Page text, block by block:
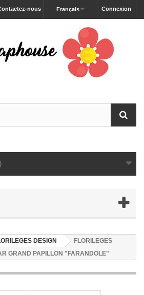
Connexion
Français
nous
DESIGN
FLORILEGES
GRAND PAPILLON "FARANDOLE"